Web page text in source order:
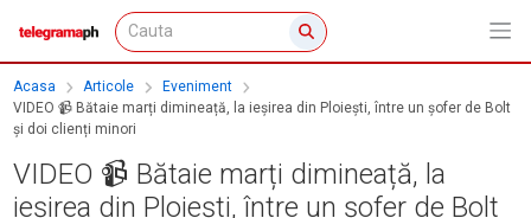
Acasa Articole
Eveniment
VIDEO 📹 Bătaie marți dimineață, la ieșirea din Ploiești, între un șofer de Bolt
și doi clienți minori
VIDEO 📹 Bătaie marți dimineață, la
ieșirea din Ploiești, între un șofer de Bolt